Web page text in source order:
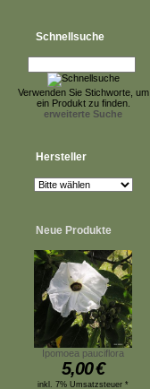
Schnellsuche
Verwenden Sie Stichworte, um
ein Produkt zu finden.
erweiterte Suche
Hersteller
Neue Produkte
Ipomoea pauciflora
5,00€
inkl. 7% Umsatzsteuer *